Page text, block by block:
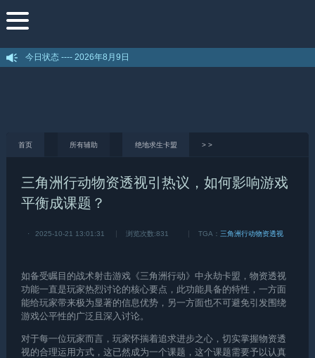
今日状态 ----2026年8月9日
首页 >
所有辅助 >
绝地求生卡盟
三角洲行动物资透视引热议，如何影响游戏
平衡成课题？
· 2025-10-21 13:01:31 浏览次数:831 TGA：三角洲行动物资透视
如备受瞩目的战术射击游戏《三角洲行动》中永劫卡盟 ，物资透视
功能一直是玩家热烈讨论的核心要点，此功能具备的特性，一方面
能给玩家带来极为显著的信息优势，另一方面也不可避免引发围绕
游戏公平性的广泛且深入讨论。
对于每一位玩家而言，玩家怀揣着追求进步之心，切实掌握物资透
视的合理运用方式，这已然成为一个课题，这个课题需要予以认真